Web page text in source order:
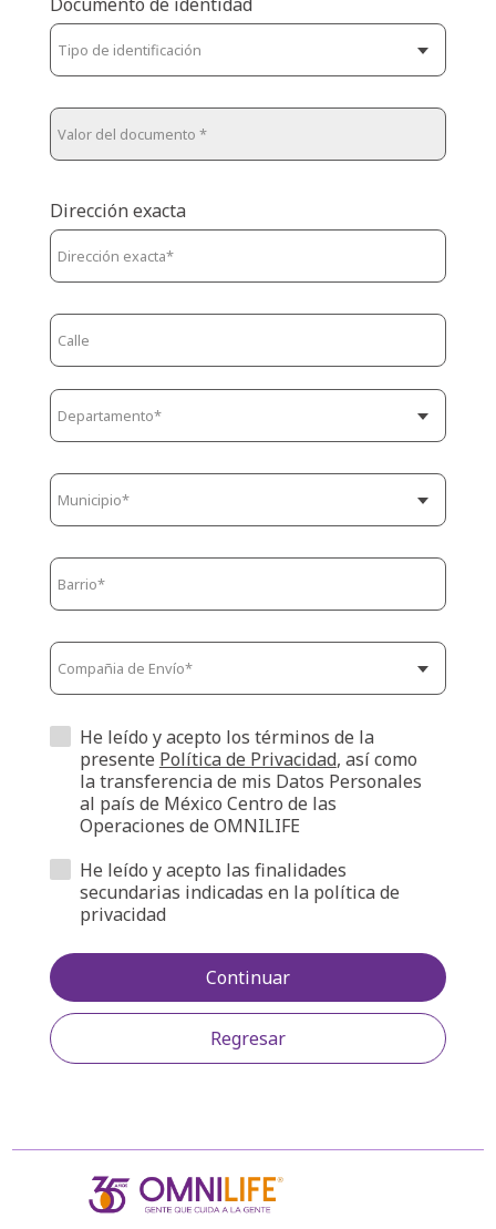
Dirección exacta
He leído y acepto los términos de la
presente Política de Privacidad, así como
la transferencia de mis Datos Personales
al país de México Centro de las
Operaciones de OMNILIFE
He leído y acepto las finalidades
secundarias indicadas en la política de
privacidad
Regresar
Continuar